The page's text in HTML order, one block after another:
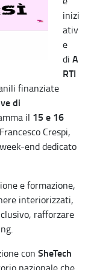
inizi
ativ
e
di A
RTI
finanziate
di
il 15 e 16
Crespi,
end dedicato
e formazione,
interiorizzati,
rafforzare
con SheTech
nazionale che